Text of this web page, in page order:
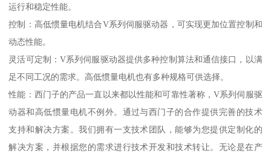
运行和稳定性能。
控制：高低惯量电机结合V系列伺服驱动器，可实现更加位置控制和
动态性能。
灵活可定制：V系列伺服驱动器提供多种控制算法和通信接口，以满
足不同工况的需求。高低惯量电机也有多种规格可供选择。
性能：西门子的产品一直以来都以性能和可靠性著称，V系列伺服驱
动器和高低惯量电机不例外。通过与西门子的合作提供完善的技术
支持和解决方案。我们拥有一支技术团队，能够为您提供定制化的
解决方案，并根据您的需求进行技术开发和技术转让。无论是在产